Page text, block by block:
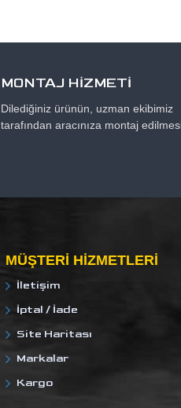
MONTAJ HİZMETİ
Dilediğiniz ürünün, uzman ekibimiz
tarafından aracınıza montaj
MÜŞTERI HIZMETLERI
İletişim
İptal / İade
Site Haritası
Markalar
Kargo